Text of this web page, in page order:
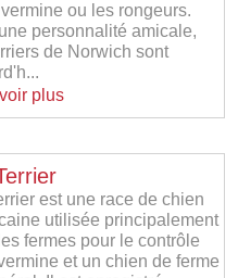
ou les rongeurs.
personnalité amicale,
de Norwich sont
plus
est une race de chien
utilisée principalement
fermes pour le contrôle
et un chien de ferme